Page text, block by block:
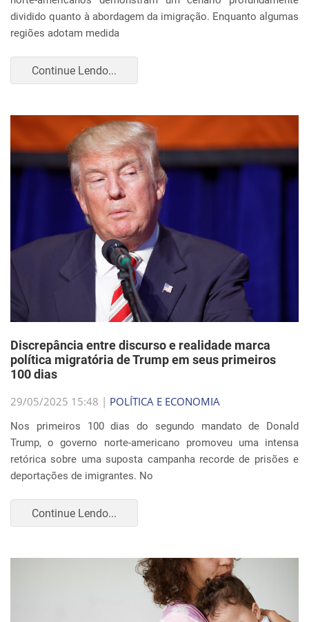
dividido quanto à abordagem da imigração. Enquanto algumas
regiões adotam medida
Continue Lendo...
Discrepância entre discurso e realidade marca
política migratória de Trump em seus primeiros
100 dias
29/05/2025 15:48 | POLÍTICA E ECONOMIA
Nos primeiros 100 dias do segundo mandato de Donald
Trump, o governo norte-americano promoveu uma intensa
retórica sobre uma suposta campanha recorde de prisões e
deportações de imigrantes. No
Continue Lendo...